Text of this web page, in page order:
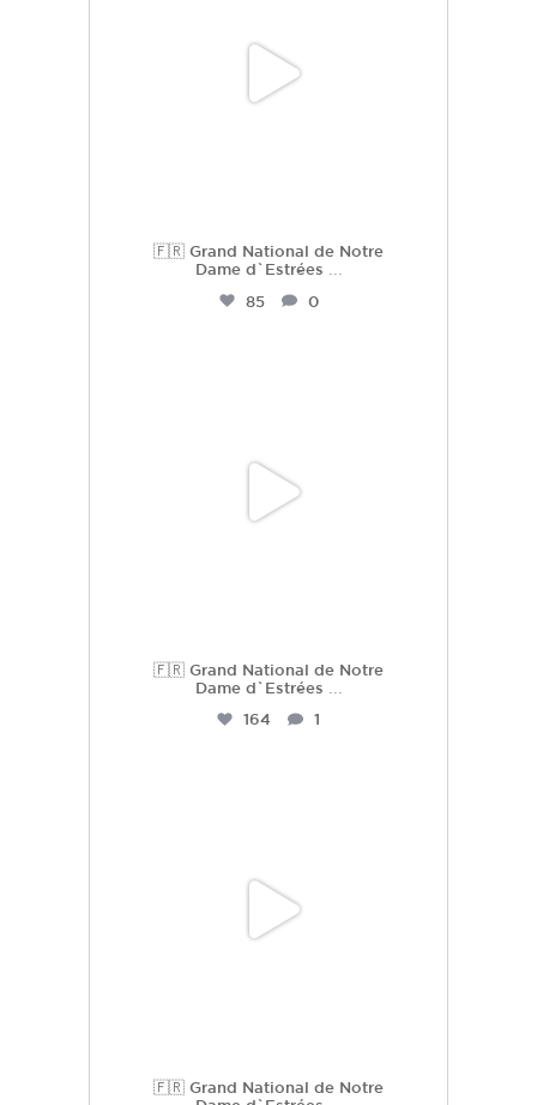
🇫🇷 Grand National de Notre
Dame d`Estrées ...
85
0
🇫🇷 Grand National de Notre
Dame d`Estrées
164
1
🇫🇷 Grand National de Notre